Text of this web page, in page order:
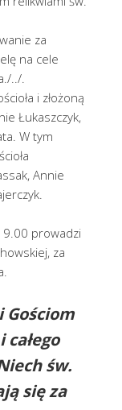
za
na cele
../.
i złożoną
Łukaszczyk,
W tym
Annie
9.00 prowadzi
za
św.
się za